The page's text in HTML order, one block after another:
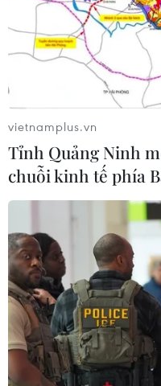
Johnson & Johnson
dàn xếp vụ kiện phấn
thư
28/07/2026 04:37
Panama cảnh báo ổ
sau 6 ca tử vong liên
28/07/2026 01:50
Nắng nóng khốc liệt
Quốc đe dọa sức
27/07/2026 23:07
vietnamplus.vn
Tỉnh Quảng Ninh
chuỗi kinh tế phía